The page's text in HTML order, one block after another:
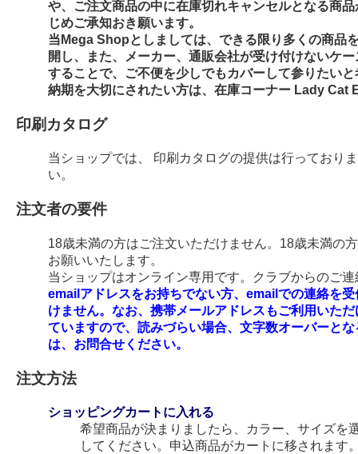
や、ご注文商品の中に在庫切れキャンセルとなる商
じめご承知おき願います。
当Mega Shopとしましては、できる限り多くの商品
開し、また、メーカー、通販会社が受け付けないケ
することで、ご不便を少しでもカバーして参りたい
納期を大切にされたい方は、在庫コーナー Lady Cat
印刷カタログ
当ショップでは、 印刷カタログの提供は行っており
い。
注文者の要件
18歳未満の方はご注文いただけません。18歳未満の
お願いいたします。
当ショップはオンライン専用です。クラブからのご
emailアドレスをお持ちでない方、emailでの連絡を
けません。なお、携帯メールアドレスもご利用いた
ていますので、読みづらい場合、文字数オーバーと
は、お問合せください。
注文方法
ショッピングカートに入れる
希望商品が決まりましたら、カラー、サイズを
してください。申込商品がカートに移されます